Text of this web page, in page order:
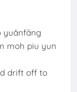
yuǎnfāng
moh piu yun
drift off to